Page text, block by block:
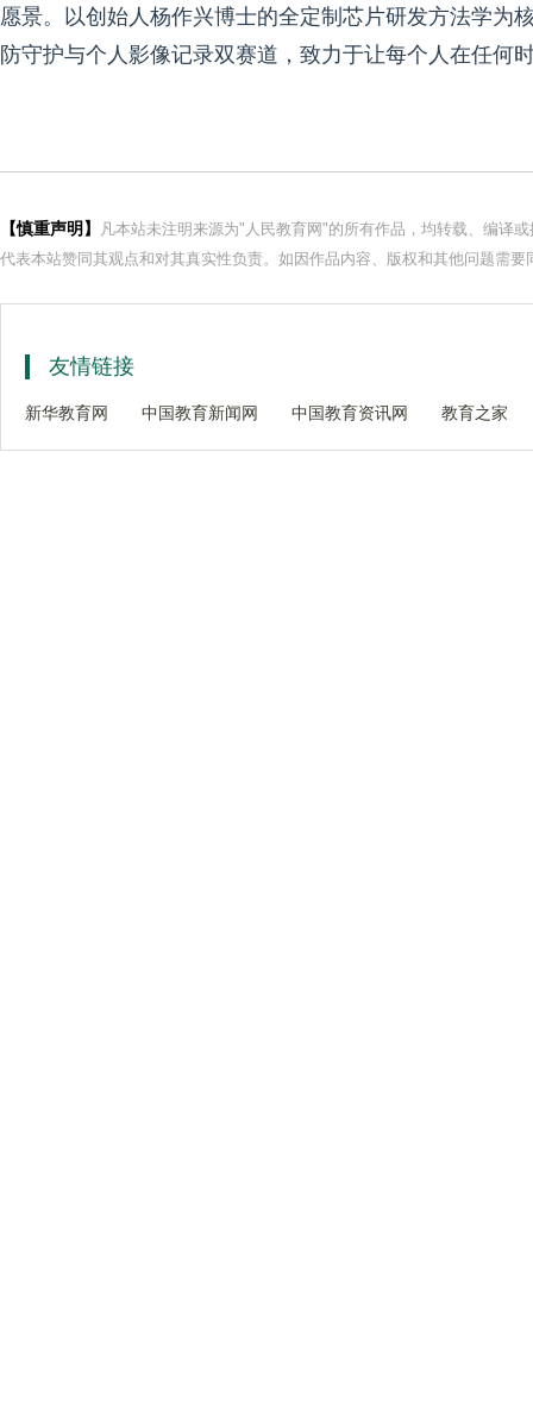
愿景。以创始人杨作兴博士的全定制芯片研发方法学为
防守护与个人影像记录双赛道，致力于让每个人在任何
【慎重声明】
凡本站未注明来源为"人民教育网"的所有作品，均转载、编译
代表本站赞同其观点和对其真实性负责。如因作品内容、版权和其他问题需
友情链接
新华教育网 中国教育新闻网 中国教育资讯网 教育之家